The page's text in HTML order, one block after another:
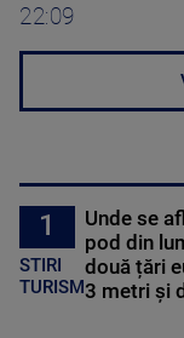
22:09
1
STIRI
TURISM
Unde se
pod din
două țări
3 metri și